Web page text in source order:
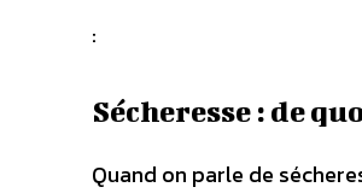
:
Sécheresse : de
Quand on parle de